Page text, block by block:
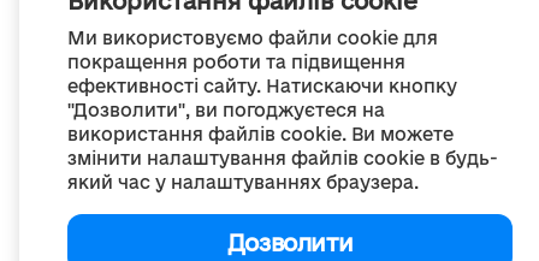
Ми використовуємо файли cookie для
покращення роботи та підвищення
ефективності сайту. Натискаючи кнопку
"Дозволити", ви погоджуєтеся на
використання файлів cookie. Ви можете
змінити налаштування файлів cookie в будь-
який час у налаштуваннях браузера.
Дозволити